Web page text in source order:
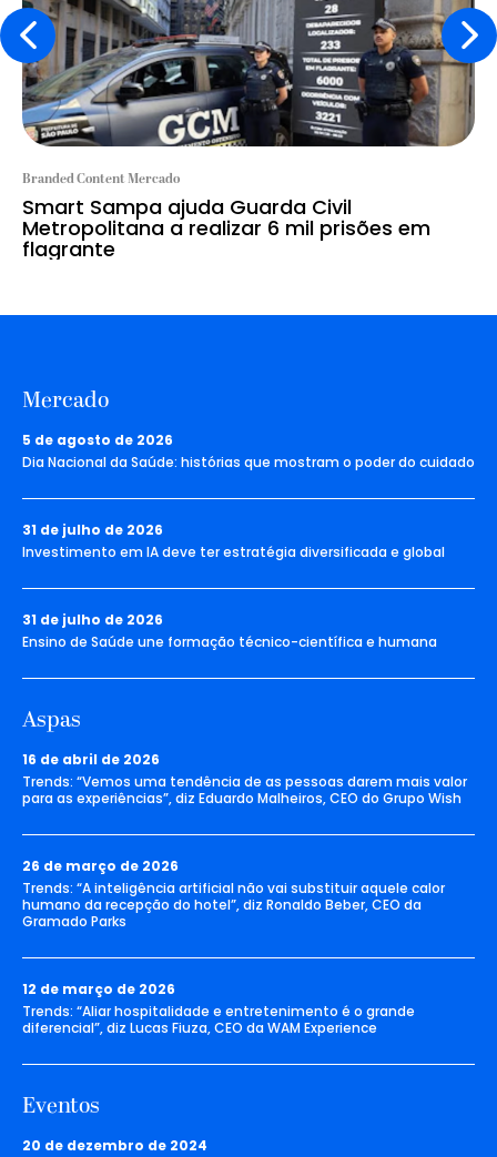
Branded Content Mercado
Smart Sampa ajuda Guarda Civil
Metropolitana a realizar 6 mil prisões em
flagrante
Mercado
5 de agosto de 2026
Dia Nacional da Saúde: histórias que mostram o poder do cuidado
31 de julho de 2026
Investimento em IA deve ter estratégia diversificada e global
31 de julho de 2026
Ensino de Saúde une formação técnico-científica e humana
Aspas
16 de abril de 2026
Trends: “Vemos uma tendência de as pessoas darem mais valor
para as experiências”, diz Eduardo Malheiros, CEO do Grupo Wish
26 de março de 2026
Trends: “A inteligência artificial não vai substituir aquele calor
humano da recepção do hotel”, diz Ronaldo Beber, CEO da
Gramado Parks
12 de março de 2026
Trends: “Aliar hospitalidade e entretenimento é o grande
diferencial”, diz Lucas Fiuza, CEO da WAM Experience
Eventos
20 de dezembro de 2024